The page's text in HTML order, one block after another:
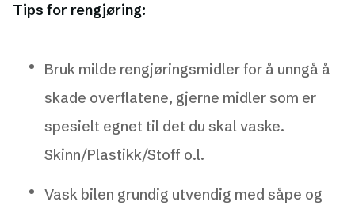
Tips for rengjøring:
Bruk milde rengjøringsmidler for å unngå å
skade overflatene, gjerne midler som er
spesielt egnet til det du skal vaske.
Skinn/Plastikk/Stoff o.l.
Vask bilen grundig utvendig med såpe og